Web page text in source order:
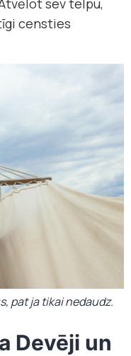
sev telpu,
censties
pat ja tikai nedaudz.
Devēji un